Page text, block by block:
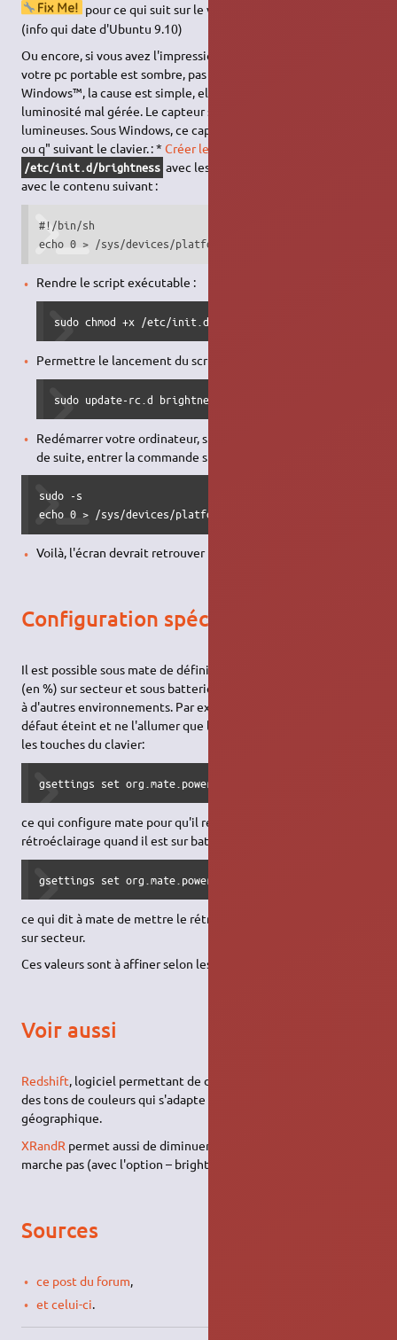
pour ce qui suit sur le version récentes d'Ubuntu
(info qui date d'Ubuntu 9.10)
Ou encore, si vous avez l'impression bizarre que l'écran de
votre pc portable est sombre, pas aussi lumineux que sous MS
Windows™, la cause est simple, elle est due à la sonde de
luminosité mal gérée. Le capteur se situe à gauche des diodes
lumineuses. Sous Windows, ce capteur se désactive par "Fn + a
ou q" suivant le clavier. : *Créer le fichier
/etc/init.d/brightness avec les droits root, et le sauvegarder
avec le contenu suivant :
#!/bin/sh
echo 0 > /sys/devices/platform/asus-laptop/ls_switch
Rendre le script exécutable :
sudo chmod +x /etc/init.d/brightness
Permettre le lancement du script au démarrage :
sudo update-rc.d brightness defaults 90
Redémarrer votre ordinateur, si vous n'avez pas envie tout
de suite, entrer la commande suivante :
sudo -s
echo 0 > /sys/devices/platform/asus-laptop/ls_switch
Voilà, l'écran devrait retrouver une luminosité normale.
Configuration spécifique à Mate
Il est possible sous mate de définir la valeur du rétro éclairage
(en %) sur secteur et sous batterie. C'est peut-être adapatable
à d'autres environnements. Par exemple si on veut qu'il soit par
défaut éteint et ne l'allumer que lorsqu'on on le souhaite via
les touches du clavier:
gsettings set org.mate.power-manager kdb-brightness-dim-
ce qui configure mate pour qu'il réduise de 100% le
rétroéclairage quand il est sur batterie (donc le met à 0)
gsettings set org.mate.power-manager kdb-brightness-on-
ce qui dit à mate de mettre le rétroéclairage à 0% quand il est
sur secteur.
Ces valeurs sont à affiner selon les envies.
Voir aussi
Redshift, logiciel permettant de de diminuer la luminosité avec
des tons de couleurs qui s'adapte à votre position
géographique.
XRandR permet aussi de diminuer la luminosité si xbacklight ne
marche pas (avec l'option – brightness).
Sources
ce post du forum,
et celui-ci.